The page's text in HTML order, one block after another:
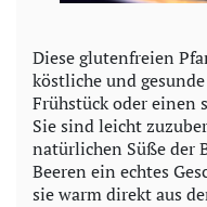
Diese glutenfreien
köstliche und
Frühstück oder einen
Sie sind leicht
natürlichen Süße der
Beeren ein echtes
sie warm direkt aus